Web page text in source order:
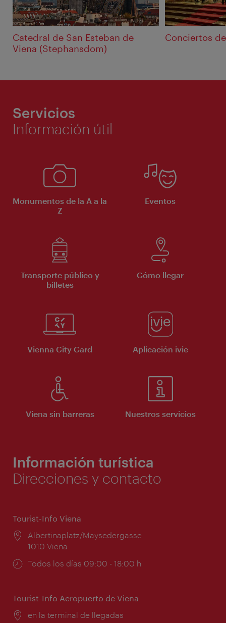
Catedral de San Esteban de
Viena (Stephansdom)
Conciertos
Servicios
Información útil
Monumentos de la A a la
Z
Eventos
Transporte público y
billetes
Cómo llegar
Vienna City Card Aplicación ivie
Viena sin barreras Nuestros servicios
Información turística
Direcciones y contacto
Tourist-Info Viena
Lugar:
Albertinaplatz/Maysedergasse
1010 Viena
Horarios
Todos los días 09:00 - 18:00 h
Tourist-Info Aeropuerto de Viena
Lugar:
en la terminal de llegadas